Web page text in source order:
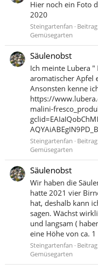
Hier noch ein Foto
2020
Steingartenfan
Gemüsegarten
Säulenobst
Ich meinte Lubera "
aromatischer Apfel
Ansonsten kenne
https://
malini-
Steingartenfan
Gemüsegarten
Säulenobst
Wir haben die
hatte 2021 vier
hat, deshalb kann
sagen. Wächst
und langsam (
eine Höhe von ca.
Steingartenfan
Gemüsegarten